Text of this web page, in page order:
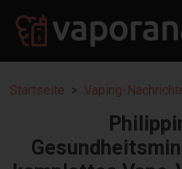
Startseite Vaping-